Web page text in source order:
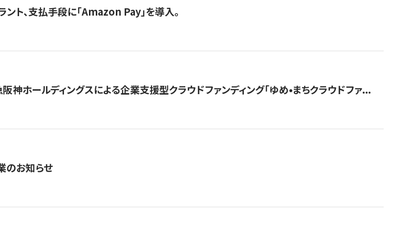
ト、支払手段に「Amazon Pay」を導入。
神ホールディングスによる企業支援型クラウドファンディング「ゆめ•まちクラウドファ...
のお知らせ